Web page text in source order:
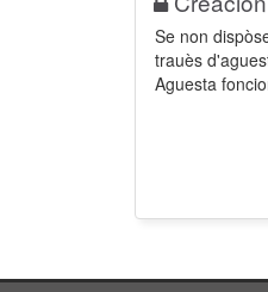
Se non
trauès
Aguesta